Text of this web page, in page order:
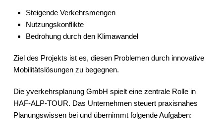
Steigende Verkehrsmengen
Nutzungskonflikte
Bedrohung durch den Klimawandel
Ziel des Projekts ist es, diesen Problemen durch innovative
Mobilitätslösungen zu begegnen.
Die yverkehrsplanung GmbH spielt eine zentrale Rolle in
HAF-ALP-TOUR. Das Unternehmen steuert praxisnahes
Planungswissen bei und übernimmt folgende Aufgaben: